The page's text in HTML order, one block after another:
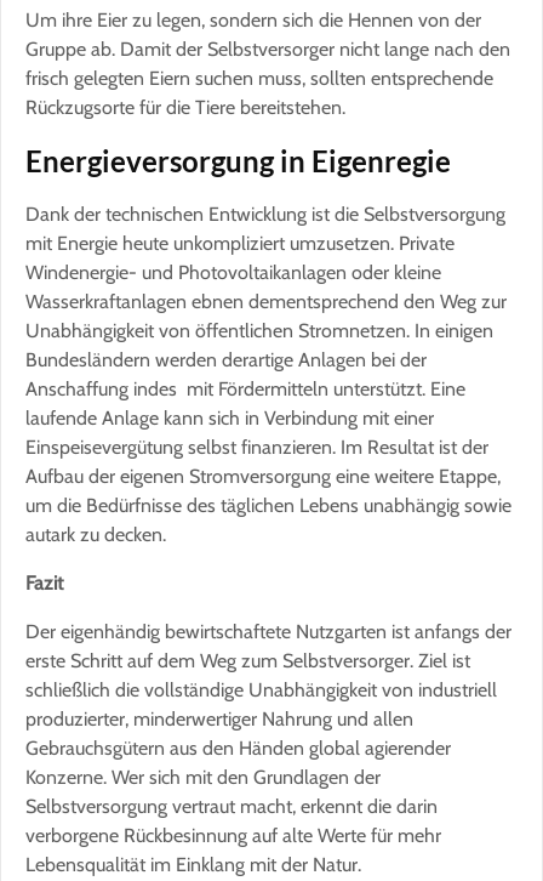
Um ihre Eier zu legen, sondern sich die Hennen von der
Gruppe ab. Damit der Selbstversorger nicht lange nach den
frisch gelegten Eiern suchen muss, sollten entsprechende
Rückzugsorte für die Tiere bereitstehen.
Energieversorgung in Eigenregie
Dank der technischen Entwicklung ist die Selbstversorgung
mit Energie heute unkompliziert umzusetzen. Private
Windenergie- und Photovoltaikanlagen oder kleine
Wasserkraftanlagen ebnen dementsprechend den Weg zur
Unabhängigkeit von öffentlichen Stromnetzen. In einigen
Bundesländern werden derartige Anlagen bei der
Anschaffung indes mit Fördermitteln unterstützt. Eine
laufende Anlage kann sich in Verbindung mit einer
Einspeisevergütung selbst finanzieren. Im Resultat ist der
Aufbau der eigenen Stromversorgung eine weitere Etappe,
um die Bedürfnisse des täglichen Lebens unabhängig sowie
autark zu decken.
Fazit
Der eigenhändig bewirtschaftete Nutzgarten ist anfangs der
erste Schritt auf dem Weg zum Selbstversorger. Ziel ist
schließlich die vollständige Unabhängigkeit von industriell
produzierter, minderwertiger Nahrung und allen
Gebrauchsgütern aus den Händen global agierender
Konzerne. Wer sich mit den Grundlagen der
Selbstversorgung vertraut macht, erkennt die darin
verborgene Rückbesinnung auf alte Werte für mehr
Lebensqualität im Einklang mit der Natur.